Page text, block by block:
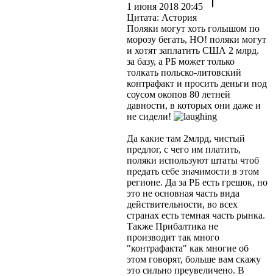
1 июня 2018 20:45
Цитата: Астория
Поляки могут хоть голышом по
морозу бегать, НО! поляки могут
и хотят заплатить США 2 млрд.
за базу, а РБ может только
толкать польско-литовский
контрафакт и просить деньги под
соусом окопов 80 летней
давности, в которых они даже и
не сидели!
Да какие там 2млрд, чистый
предлог, с чего им платить,
поляки используют штаты чтоб
предать себе значимости в этом
регионе. Да за РБ есть грешок, но
это не основная часть вида
действительности, во всех
странах есть темная часть рынка.
Также Прибалтика не
производит так много
"контрафакта" как многие об
этом говорят, больше вам скажу
это сильно преувеличено. В